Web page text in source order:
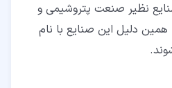
نظیر صنعت پتروشیمی و
دلیل این صنایع با نام